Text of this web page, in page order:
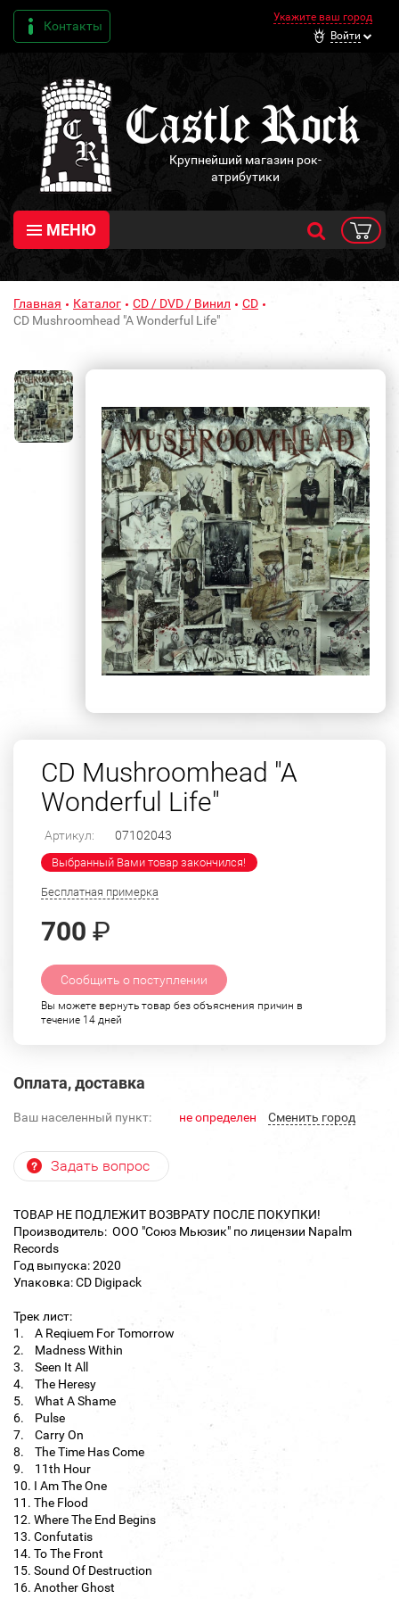
Контакты
Укажите ваш город
Войти
Крупнейший магазин рок-
атрибутики
МЕНЮ
Главная Каталог CD / DVD / Винил
CD
CD Mushroomhead "A Wonderful Life"
CD Mushroomhead "A
Wonderful Life"
Артикул: 07102043
Выбранный Вами товар закончился!
Бесплатная примерка
700 ₽
Сообщить о поступлении
Вы можете вернуть товар без объяснения причин в
течение 14 дней
Оплата, доставка
Ваш населенный пункт: не определен Cменить город
Задать вопрос
ТОВАР НЕ ПОДЛЕЖИТ ВОЗВРАТУ ПОСЛЕ ПОКУПКИ!
Производитель: ООО "Союз Мьюзик" по лицензии Napalm
Records
Год выпуска: 2020
Упаковка: CD Digipack
Трек лист:
1. A Reqiuem For Tomorrow
2. Madness Within
3. Seen It All
4. The Heresy
5. What A Shame
6. Pulse
7. Carry On
8. The Time Has Come
9. 11th Hour
10. I Am The One
11. The Flood
12. Where The End Begins
13. Confutatis
14. To The Front
15. Sound Of Destruction
16. Another Ghost